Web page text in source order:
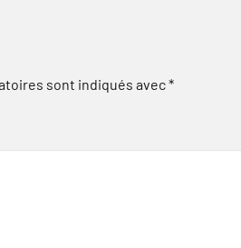
sont indiqués avec*